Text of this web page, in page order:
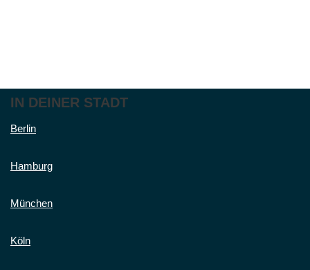
IN DEINER STADT
Berlin
Hamburg
München
Köln